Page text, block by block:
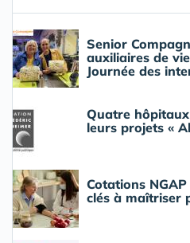
Senior
auxiliaires de
Journée des
Quatre
leurs projets «
Cotations
clés à maîtriser